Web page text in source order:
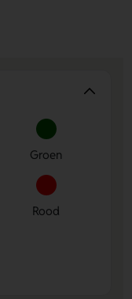
metaal met
meegaat.
Groen
Rood